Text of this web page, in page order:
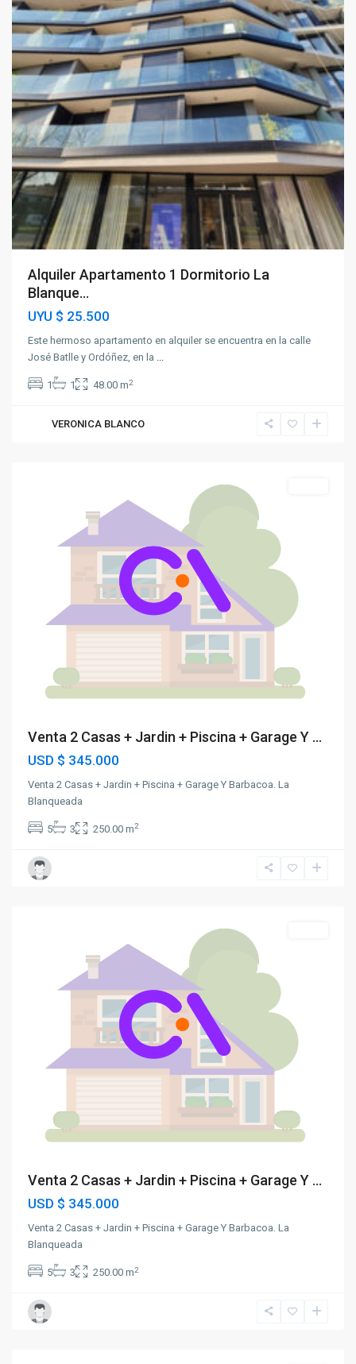
Alquiler Apartamento 1 Dormitorio La
Blanque...
UYU $ 25.500
Este hermoso apartamento en alquiler se encuentra en la calle
José Batlle y Ordóñez, en la ...
1 1 48.00 m2
VERONICA BLANCO
Venta 2 Casas + Jardin + Piscina + Garage Y ...
USD $ 345.000
Venta 2 Casas + Jardin + Piscina + Garage Y Barbacoa. La
Blanqueada
5 3 250.00 m2
La
Venta 2 Casas + Jardin + Piscina + Garage Y ...
USD $ 345.000
Venta 2 Casas + Jardin + Piscina + Garage Y Barbacoa. La
Blanqueada
5 3 250.00 m2
La